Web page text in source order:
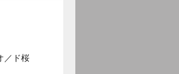
／ド桜